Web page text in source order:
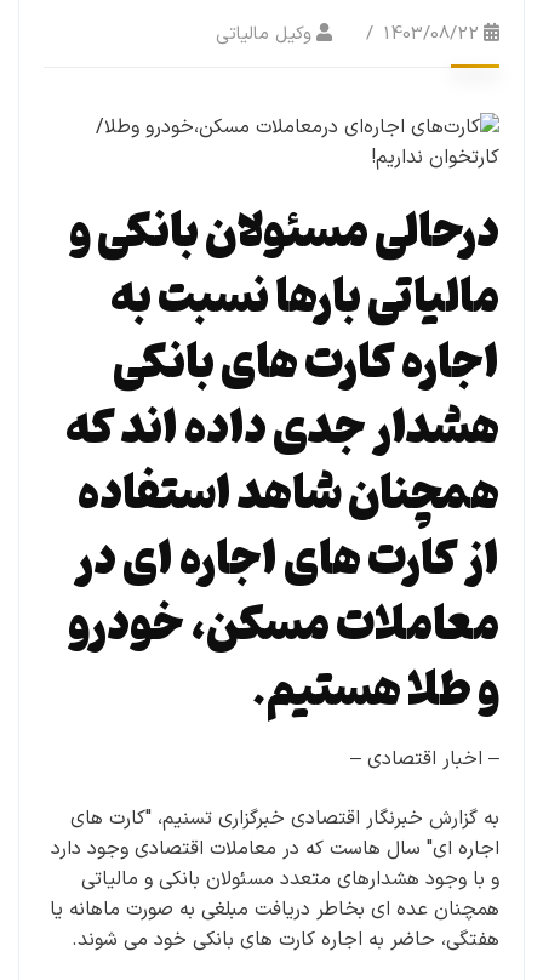
1403/08/22 وکیل مالیاتی
درحالی مسئولان بانکی و
مالیاتی بارها نسبت به
اجاره کارت های بانکی
هشدار جدی داده اند که
همچنان شاهد استفاده
از کارت های اجاره ای در
معاملات مسکن، خودرو
و طلا هستیم.
– اخبار اقتصادی –
به گزارش خبرنگار اقتصادی خبرگزاری تسنیم، "کارت های
اجاره ای" سال هاست که در معاملات اقتصادی وجود دارد
و با وجود هشدارهای متعدد مسئولان بانکی و مالیاتی
همچنان عده ای بخاطر دریافت مبلغی به صورت ماهانه یا
هفتگی، حاضر به اجاره کارت های بانکی خود می شوند.